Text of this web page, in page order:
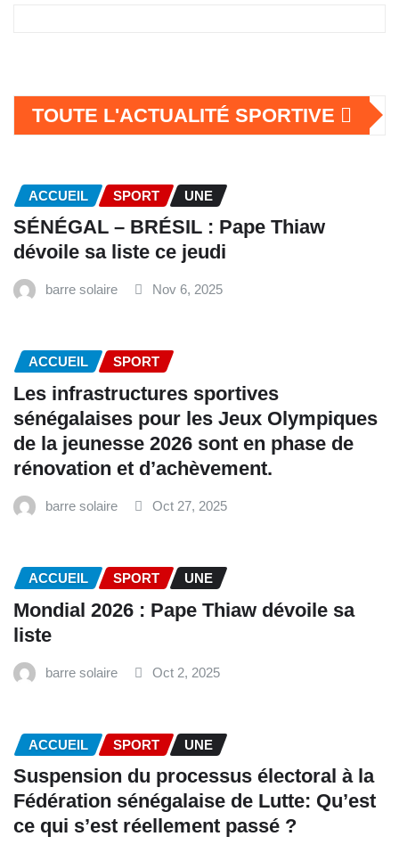
TOUTE L'ACTUALITÉ SPORTIVE
ACCUEIL SPORT UNE
SÉNÉGAL – BRÉSIL : Pape Thiaw
dévoile sa liste ce jeudi
barre solaire Nov 6, 2025
ACCUEIL SPORT
Les infrastructures sportives
sénégalaises pour les Jeux Olympiques
de la jeunesse 2026 sont en phase de
rénovation et d’achèvement.
barre solaire Oct 27, 2025
ACCUEIL SPORT UNE
Mondial 2026 : Pape Thiaw dévoile sa
liste
barre solaire Oct 2, 2025
ACCUEIL SPORT UNE
‎Suspension du processus électoral à la
Fédération sénégalaise de Lutte: Qu’est
ce qui s’est réellement passé ? ‎‎